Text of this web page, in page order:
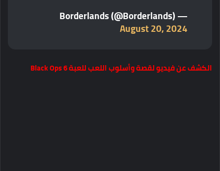
— Borderlands (@Borderlands)
August 20, 2024
الكشف عن فيديو لقصة وأسلوب اللعب للعبة Black Ops 6